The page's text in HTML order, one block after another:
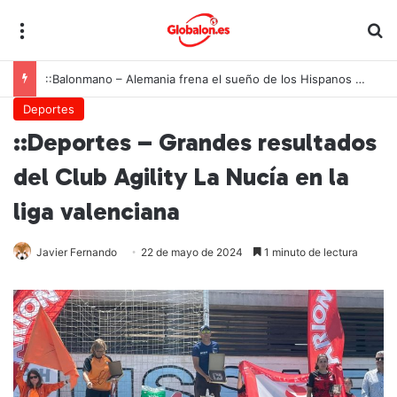
::Balonmano – Alemania frena el sueño de los Hispanos Juveniles, que lucharán ahora por el bronce europeo
Deportes
::Deportes – Grandes resultados
del Club Agility La Nucía en la
liga valenciana
Javier Fernando 22 de mayo de 2024 1 minuto de lectura